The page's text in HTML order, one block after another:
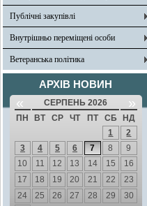
Публічні закупівлі
Внутрішньо переміщені особи
Ветеранська політика
АРХІВ НОВИН
« СЕРПЕНЬ 2026 »
ПН ВТ СР ЧТ ПТ СБ
НД
1
2
3
4 5 6 7 8
9
10
11 12 13 14 15
16
17
18 19 20 21 22
23
24
25 26 27 28 29
30